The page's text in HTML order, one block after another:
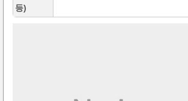
등)